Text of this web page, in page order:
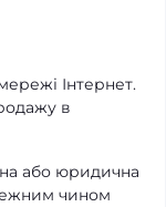
Інтернет.
в
або юридична
чином